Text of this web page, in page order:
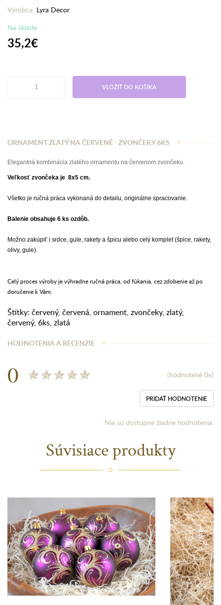
Výrobca: Lyra Decor
Na sklade
35,2€
VLOŽIŤ DO KOŠÍKA
ORNAMENT ZLATÝ NA ČERVENÉ - ZVONČEKY 6KS
Elegantná kombinácia zlatého ornamentu na červenom zvončeku.
Veľkosť zvončeka je 8x5 cm.
Všetko je ručná práca vykonaná do detailu, originálne spracovanie.
Balenie obsahuje 6 ks ozdôb.
Možno zakúpiť i srdce, gule, rakety a špicu alebo celý komplet (špice, rakety,
olivy, gule).
Celý proces výroby je výhradne ručná práca, od fúkania, cez zdobenie až po
doručenie k Vám.
Štítky: červený, červená, ornament, zvončeky, zlatý,
červený, 6ks, zlatá
HODNOTENIA A RECENZIE
0 (hodnotené 0x)
PRIDAŤ HODNOTENIE
Nie sú dostupné žiadne hodnotenia.
Súvisiace produkty